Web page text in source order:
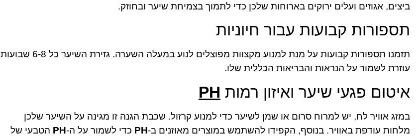
ביצים, אגוזים ועלים ירוקים בארוחות שלכן כדי לתמוך בצמיחת שיער ובחוזק.
תספורות קבועות עבור חיוניות
תזמנו תספורות קבועות על מנת למנוע מקצוות מפוצלים לנוע במעלה השערה. גזירת השיער כל 6-8 שבועות
עוזרת לשמור על הנראות והבריאות הכללית שלו.
איטום פגעי שיער ואיזון רמות PH
במזג אוויר לח, יש למרוח סרום או שמן לשיער כדי למנוע קרזול. שכבת הגנה זו מגינה על השיער שלכן
מלחות עודפת באוויר. בנוסף, הקפידו להשתמש במוצרים מאוזנים ב-PH כדי לשמור על ה-PH הטבעי של